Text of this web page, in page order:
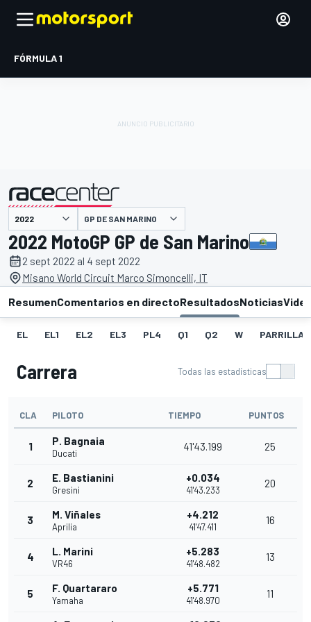
FÓRMULA 1
presentado por GP DE SAN MARINO
2022 MotoGP GP de San Marino
2 sept 2022 al 4 sept 2022
Misano World Circuit Marco Simoncelli, IT
ResumenComentarios en directoResultadosNoticias
EL EL1 EL2 EL3 PL4 Q1 Q2 W PARRILLA
Carrera Todas las estadísticas
CLA PILOTO TIEMPO PUNTOS
1 P. Bagnaia
Ducati
41'43.199 25
2 E. Bastianini
Gresini
+0.034
41'43.233
20
3 M. Viñales
Aprilia
+4.212
41'47.411
16
4 L. Marini
VR46
+5.283
41'48.482
13
5 F. Quartararo
Yamaha
+5.771
41'48.970
11